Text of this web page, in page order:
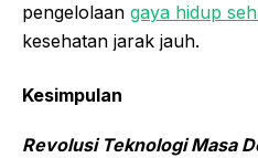
pengelolaan gaya hidup
kesehatan jarak jauh.
Kesimpulan
Revolusi Teknologi Masa